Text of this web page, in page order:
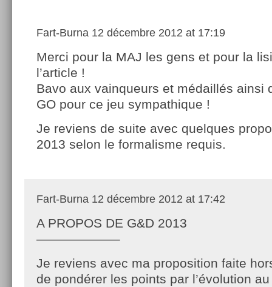
Fart-Burna 12 décembre 2012 at 17:19
Merci pour la MAJ les gens et pour la
l’article !
Bavo aux vainqueurs et médaillés ainsi
GO pour ce jeu sympathique !
Je reviens de suite avec quelques
2013 selon le formalisme requis.
Fart-Burna 12 décembre 2012 at 17:42
A PROPOS DE G&D 2013
——————–
Je reviens avec ma proposition faite
de pondérer les points par l’évolution